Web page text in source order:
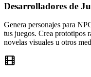
Desarrolladores de
Genera personajes para
tus juegos. Crea prototipos
novelas visuales u otros